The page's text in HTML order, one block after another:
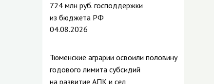
724 млн руб. господдержки
из бюджета РФ
04.08.2026
Тюменские аграрии освоили половину
годового лимита субсидий
на развитие АПК и сел